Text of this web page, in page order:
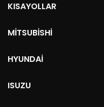
KISAYOLLAR
MITSUBISHI
HYUNDAI
ISUZU